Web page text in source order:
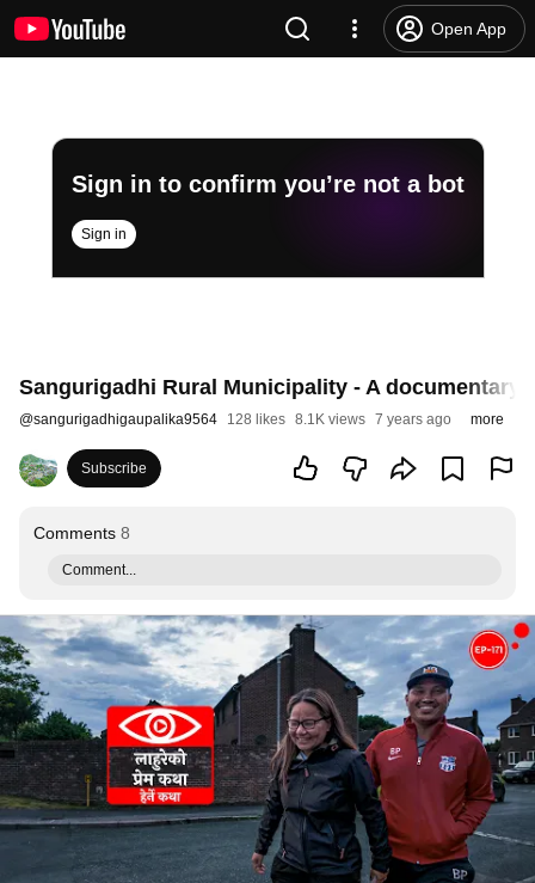
Open App
Sign in to confirm you’re not a bot
Sign in
Sangurigadhi Rural Municipality - A documentary
@sangurigadhigaupalika9564 128 likes 8.1K views 7 years ago more
Subscribe
Comments 8
Comment...